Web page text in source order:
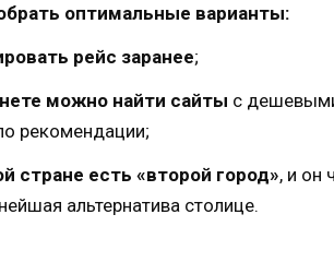
оптимальные варианты:
рейс заранее;
можно найти сайты с
рекомендации;
стране есть «второй город», и он
альтернатива столице.